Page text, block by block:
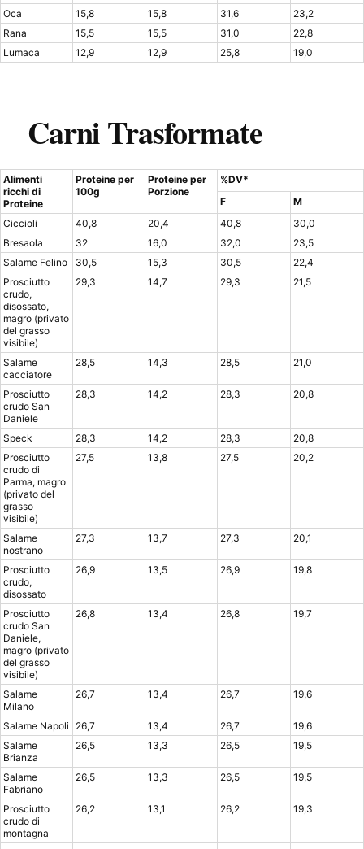
Oca 15,8 15,8 31,6
23,2
Rana
15,5 15,5 31,0
22,8
Lumaca
12,9 12,9 25,8 19,0
Carni Trasformate
Alimenti
ricchi di
Proteine
Proteine per
100g
Proteine per
Porzione
%DV*
F
M
Ciccioli
40,8 20,4 40,8
30,0
Bresaola
32 16,0 32,0
23,5
Salame Felino
30,5 15,3 30,5
22,4
Prosciutto
crudo,
disossato,
magro (privato
del grasso
visibile)
29,3 14,7 29,3 21,5
Salame
cacciatore
28,5 14,3 28,5 21,0
Prosciutto
crudo San
Daniele
28,3 14,2 28,3 20,8
Speck 28,3 14,2 28,3
20,8
Prosciutto
crudo di
Parma, magro
(privato del
grasso
visibile)
27,5 13,8 27,5 20,2
Salame
nostrano
27,3 13,7 27,3 20,1
Prosciutto
crudo,
disossato
26,9 13,5 26,9 19,8
Prosciutto
crudo San
Daniele,
magro (privato
del grasso
visibile)
26,8 13,4 26,8 19,7
Salame
Milano
26,7 13,4 26,7 19,6
Salame Napoli 26,7 13,4 26,7
19,6
Salame
Brianza
26,5 13,3 26,5 19,5
Salame
Fabriano
26,5 13,3 26,5 19,5
Prosciutto
crudo di
montagna
26,2 13,1 26,2 19,3